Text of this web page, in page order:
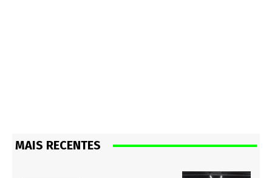
MAIS RECENTES